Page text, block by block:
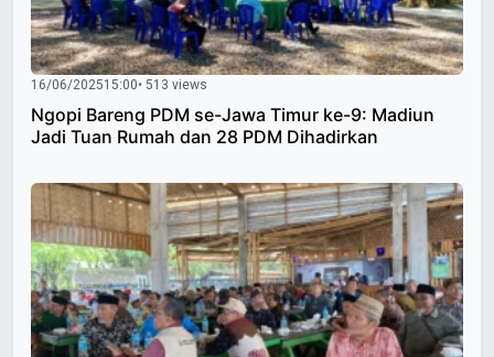
16/06/202515:00• 513 views
Ngopi Bareng PDM se-Jawa Timur ke-9: Madiun
Jadi Tuan Rumah dan 28 PDM Dihadirkan